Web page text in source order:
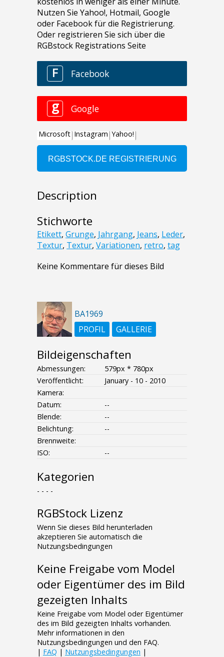
Description
Stichworte
Etikett, Grunge, Jahrgang, Jeans, Leder,
Textur, Textur, Variationen, retro, tag
Keine Kommentare für dieses Bild
BA1969
PROFIL
GALLERIE
Bildeigenschaften
Abmessungen:
579px * 780px
Veröffentlicht:
January - 10 - 2010
Kamera:
Datum:
--
Blende:
--
Belichtung:
--
Brennweite:
ISO:
--
Kategorien
- - - -
RGBStock Lizenz
Wenn Sie dieses Bild herunterladen
akzeptieren Sie automatisch die
Nutzungsbedingungen
Keine Freigabe vom Model
oder Eigentümer des im Bild
gezeigten Inhalts
Keine Freigabe vom Model oder Eigentümer
des im Bild gezeigten Inhalts vorhanden.
Mehr informationen in den
Nutzungsbedingungen und den FAQ.
| FAQ | Nutzungsbedingungen |